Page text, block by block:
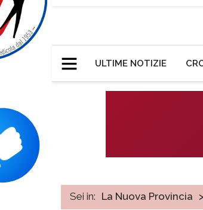
ULTIME NOTIZIE
Sei in: La Nuova Provincia >